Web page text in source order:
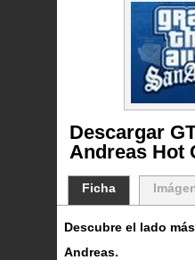
Descargar
Andreas Hot
Ficha
Descubre el lado
Andreas.